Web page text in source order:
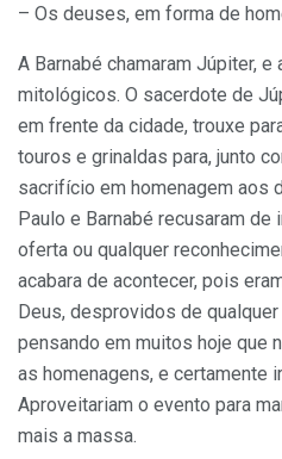
– Os deuses, em forma de
A Barnabé chamaram Júpiter,
mitológicos. O sacerdote de
em frente da cidade, trouxe
touros e grinaldas para, junto
sacrifício em homenagem aos
Paulo e Barnabé recusaram
oferta ou qualquer
acabara de acontecer, pois
Deus, desprovidos de
pensando em muitos hoje que
as homenagens, e certamente
Aproveitariam o evento para
mais a massa.